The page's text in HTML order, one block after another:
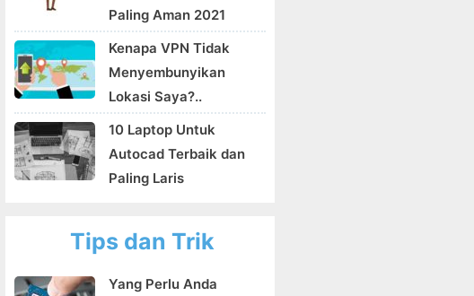
Paling Aman 2021
Kenapa VPN Tidak
Menyembunyikan
Lokasi Saya?..
10 Laptop Untuk
Autocad Terbaik dan
Paling Laris
Tips dan Trik
Yang Perlu Anda